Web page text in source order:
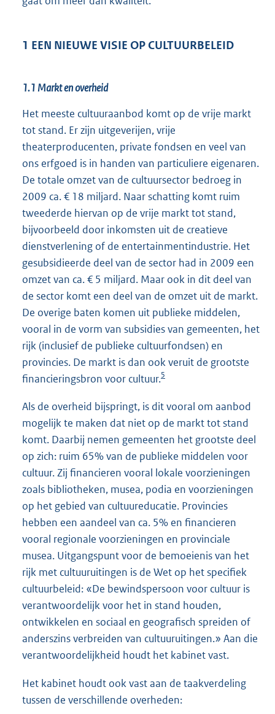
1 EEN NIEUWE VISIE OP CULTUURBELEID
1.1 Markt en overheid
Het meeste cultuuraanbod komt op de vrije markt
tot stand. Er zijn uitgeverijen, vrije
theaterproducenten, private fondsen en veel van
ons erfgoed is in handen van particuliere eigenaren.
De totale omzet van de cultuursector bedroeg in
2009 ca. € 18 miljard. Naar schatting komt ruim
tweederde hiervan op de vrije markt tot stand,
bijvoorbeeld door inkomsten uit de creatieve
dienstverlening of de entertainmentindustrie. Het
gesubsidieerde deel van de sector had in 2009 een
omzet van ca. € 5 miljard. Maar ook in dit deel van
de sector komt een deel van de omzet uit de markt.
De overige baten komen uit publieke middelen,
vooral in de vorm van subsidies van gemeenten, het
rijk (inclusief de publieke cultuurfondsen) en
provincies. De markt is dan ook veruit de grootste
financieringsbron voor cultuur.5
Als de overheid bijspringt, is dit vooral om aanbod
mogelijk te maken dat niet op de markt tot stand
komt. Daarbij nemen gemeenten het grootste deel
op zich: ruim 65% van de publieke middelen voor
cultuur. Zij financieren vooral lokale voorzieningen
zoals bibliotheken, musea, podia en voorzieningen
op het gebied van cultuureducatie. Provincies
hebben een aandeel van ca. 5% en financieren
vooral regionale voorzieningen en provinciale
musea. Uitgangspunt voor de bemoeienis van het
rijk met cultuuruitingen is de Wet op het specifiek
cultuurbeleid: «De bewindspersoon voor cultuur is
verantwoordelijk voor het in stand houden,
ontwikkelen en sociaal en geografisch spreiden of
anderszins verbreiden van cultuuruitingen.» Aan die
verantwoordelijkheid houdt het kabinet vast.
Het kabinet houdt ook vast aan de taakverdeling
tussen de verschillende overheden: